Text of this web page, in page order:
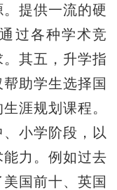
提供一流的硬
过各种学术竞
其五，升学指
助学生选择国
涯规划课程。
小学阶段，以
力。例如过去
国前十、英国